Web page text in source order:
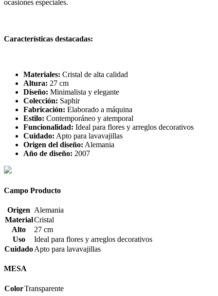
ocasiones especiales.
Características destacadas:
Materiales: Cristal de alta calidad
Altura: 27 cm
Diseño: Minimalista y elegante
Colección: Saphir
Fabricación: Elaborado a máquina
Estilo: Contemporáneo y atemporal
Funcionalidad: Ideal para flores y arreglos decorativos
Cuidado: Apto para lavavajillas
Origen del diseño: Alemania
Año de diseño: 2007
Campo Producto
Origen Alemania
MaterialCristal
Alto
27 cm
Uso
Ideal para flores y arreglos decorativos
CuidadoApto para lavavajillas
MESA
ColorTransparente